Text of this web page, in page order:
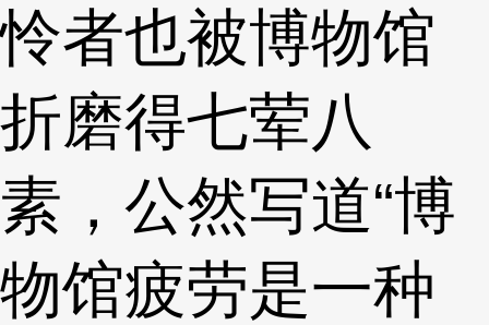
怜者也被博物馆
折磨得七荤八
素，公然写道“博
物馆疲劳是一种